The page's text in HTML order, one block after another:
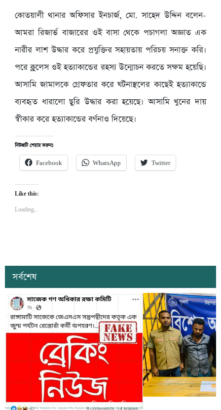
কোতয়ালী থানার অফিসার ইনচার্জ, মো. সাহেদ উদ্দিন বলেন-
আমরা রিজার্ভ বাজারের ওই বাসা থেকে পচাগলা অজ্ঞাত এক
নারীর লাশ উদ্ধার করে প্রযুক্তির সহায়তায় পরিচয় সনাক্ত করি।
পরে ক্লুলেস ওই হত্যাকান্ডের রহস্য উন্মোচন করতে সক্ষম হয়েছি।
আসামি জামালকে গ্রেফতার করে ঘটনাস্থলের কাছেই হত্যাকান্ডে
ব্যবহৃত ধারালো ছুরি উদ্ধার করা হয়েছে। আসামি খুনের দায়
স্বীকার করে হত্যাকান্ডের বর্ণনাও দিয়েছে।
নিউজটি শেয়ার করুনঃ
Facebook WhatsApp Twitter
Like this:
Loading...
সর্বশেষ
সাজেকে অপহরণের গুজব ছড়িয়ে বিভ্রান্তি